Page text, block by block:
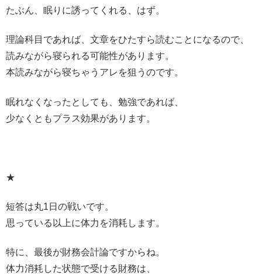
たぶん、眠りに誘ってくれる、はず。
理論科目であれば、文章をひたすら読むことになるので、
読みながら寝られる可能性があります。
本読みながら寝ちゃうアレを狙うのです。
眠れなくなったとしても、勉強であれば、
少なくともプラス効果があります。
★
短答は丸1日の戦いです。
思っている以上に体力を消耗します。
特に、最後が財務会計論ですからね。
体力消耗した状態で受ける財務は、